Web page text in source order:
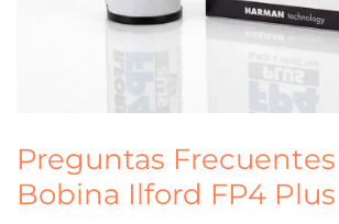
Preguntas
Bobina Ilford FP4 Plus